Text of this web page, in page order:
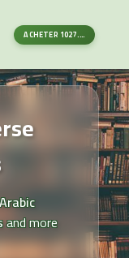
ACHETER 1027.00 DA
and more